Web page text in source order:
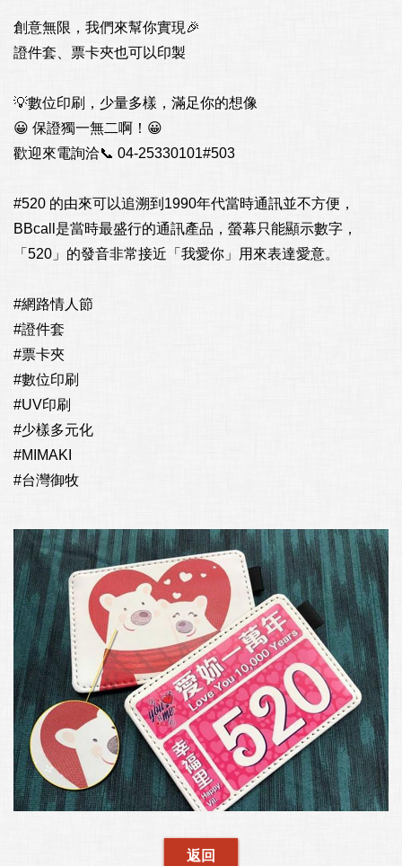
創意無限，我們來幫你實現🎉
證件套、票卡夾也可以印製
💡數位印刷，少量多樣，滿足你的想像
😀 保證獨一無二啊！😀
歡迎來電詢洽📞 04-25330101#503
#520 的由來可以追溯到1990年代當時通訊並不方便，
BBcall是當時最盛行的通訊產品，螢幕只能顯示數字，
「520」的發音非常接近「我愛你」用來表達愛意。
#網路情人節
#證件套
#票卡夾
#數位印刷
#UV印刷
#少樣多元化
#MIMAKI
#台灣御牧